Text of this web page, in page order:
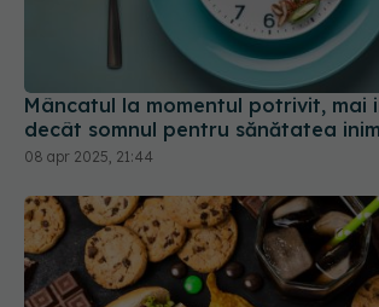
Mâncatul la momentul potrivit, mai
decât somnul pentru sănătatea
08 apr 2025, 21:44